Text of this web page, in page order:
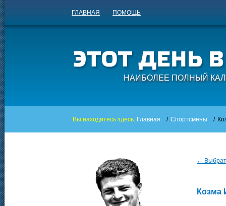
ГЛАВНАЯ ПОМОЩЬ
НАИБОЛЕЕ ПОЛНЫЙ
Вы находитесь здесь: Главная / Спортсмены /
←
Козма